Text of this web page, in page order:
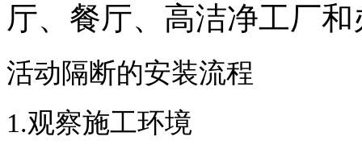
厅、餐厅、高洁净工厂
活动隔断的安装流程
1.观察施工环境